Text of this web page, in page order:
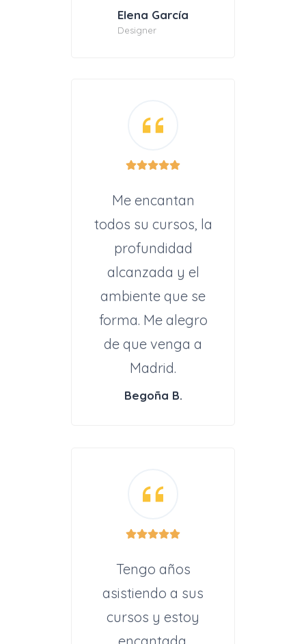
Elena García
Designer
Me encantan
todos su cursos, la
profundidad
alcanzada y el
ambiente que se
forma. Me alegro
de que venga a
Madrid.
Begoña B.
Tengo años
asistiendo a sus
cursos y estoy